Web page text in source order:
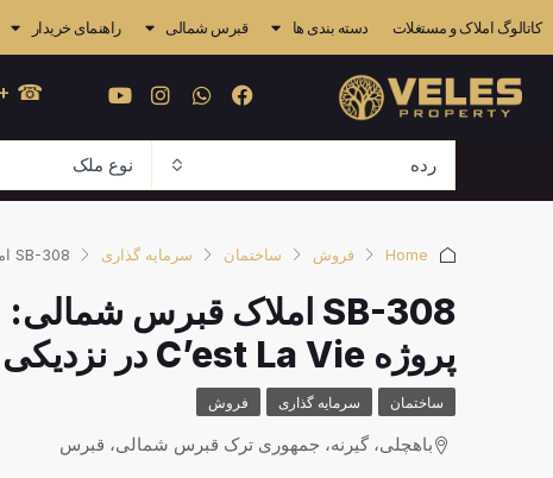
کاتالوگ املاک و مستغلات دسته بندی ها قبرس شمالی راهنمای خریدار
548 841 4838
رده نوع ملک
Home فروش ساختمان سرمایه گذاری SB-308 املاک قبرس شمالی: بنگالوی لوکس ۳+۱ کنار دریا در پروژه C’est La Vie در نزدیکی باشگاه بین‌المللی گلف
پروژه C’est La Vie در نزدیکی باشگاه بین‌المللی گلف
ساختمان سرمایه گذاری فروش
باهچلی، گیرنه، جمهوری ترک قبرس شمالی، قبرس